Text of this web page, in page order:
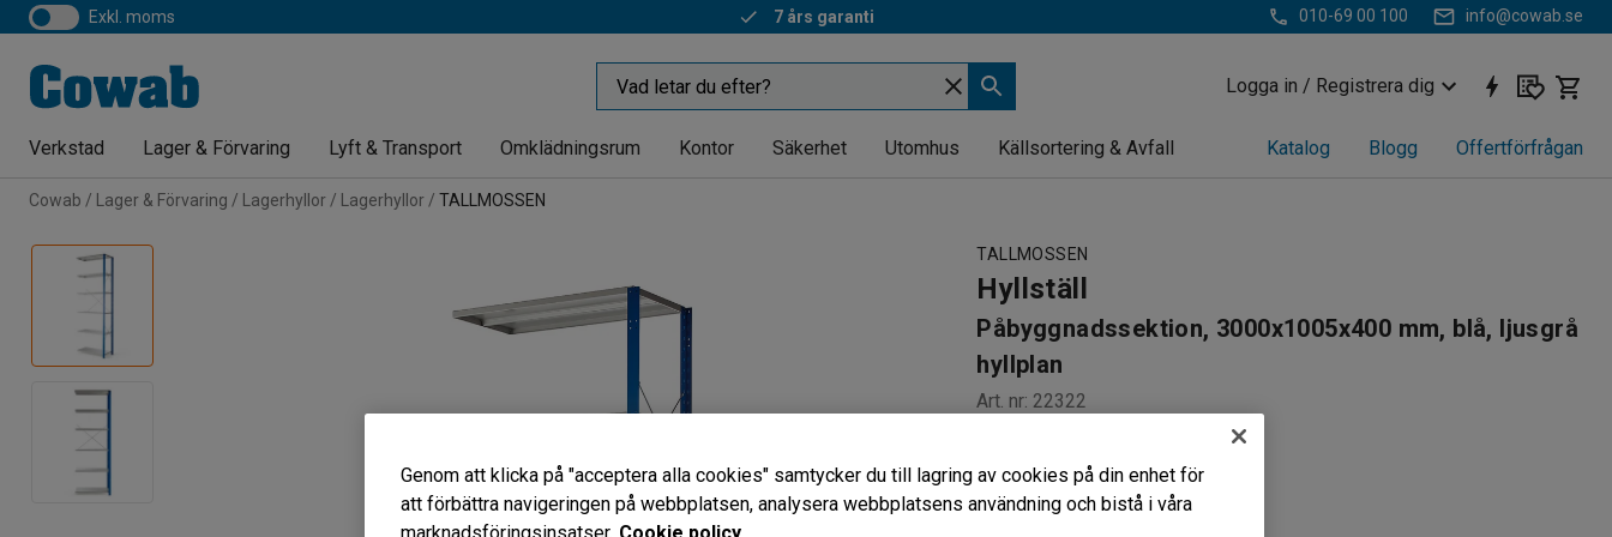
exkl. moms 7 års garanti 010-69 00 100 info@cowab.se
Logga in / Registrera dig
Verkstad Lager & Förvaring Lyft & Transport Omklädningsrum Kontor Säkerhet Utomhus Källsortering & Avfall Katalog Blogg Offertförfrågan
Cowab Lager & Förvaring Lagerhyllor Lagerhyllor TALLMOSSEN
TALLMOSSEN
Hyllställ
Påbyggnadssektion, 3000x1005x400 mm, blå, ljusgrå
hyllplan
Art. nr:22322
Justerbara hyllplan
Flexibel förvaringslösning
Genom att klicka på "acceptera alla cookies" samtycker du till lagring av cookies på din enhet för
att förbättra navigeringen på webbplatsen, analysera webbplatsens användning och bistå i våra